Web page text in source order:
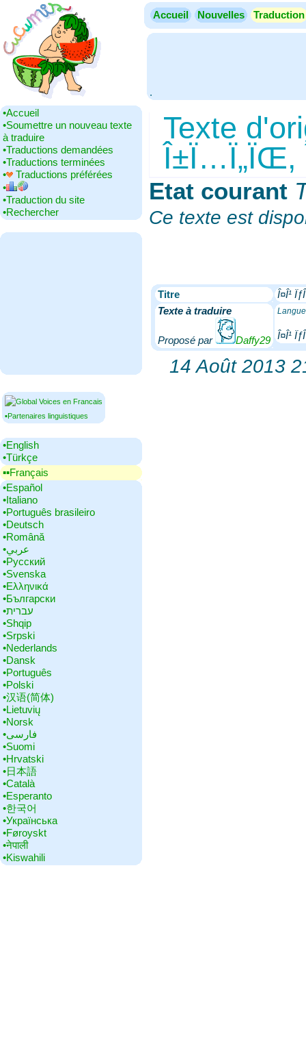
Accueil Nouvelles Traduction
.
•‎Accueil
•‎Soumettre un nouveau texte
à traduire
•‎Traductions demandées
•‎Traductions terminées
•‎
Traductions préférées
•‎
•‎Traduction du site
•‎Rechercher
▪Partenaires linguistiques
•‎English
•‎Türkçe
▪▪‎Français
•‎Español
•‎Italiano
•‎Português brasileiro
•‎Deutsch
•‎Română
•‎عربي
•‎Русский
•‎Svenska
•‎Ελληνικά
•‎Български
•‎עברית
•‎Shqip
•‎Srpski
•‎Nederlands
•‎Dansk
•‎Português
•‎Polski
•‎汉语(简体)
•‎Lietuvių
•‎Norsk
•‎فارسی
•‎Suomi
•‎Hrvatski
•‎日本語
•‎Català
•‎Esperanto
•‎한국어
•‎Українська
•‎Føroyskt
•‎नेपाली
•‎Kiswahili
Texte
Î±Ï…Ï„ÏŒ,
Etat courant
Ce texte est
Titre
Î¤Î¹
Texte à traduire
Proposé par Daffy29 Î¤Î¹
14 Août 2013